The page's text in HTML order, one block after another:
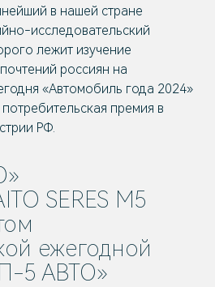
в нашей стране
исследовательский
лежит изучение
россиян на
«Автомобиль года 2024»
премия в
РФ.
SERES M5
ежегодной
5 АВТО»